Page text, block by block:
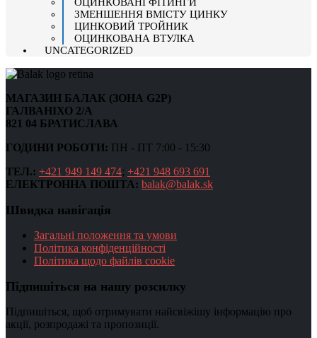
ЗМЕНШЕННЯ ВМІСТУ ЦИНКУ
ЦИНКОВИЙ ТРОЙНИК
ОЦИНКОВАНА ВТУЛКА
UNCATEGORIZED
МАГАЗИН БАЛАК (ЗОНА G2P)
ГАЛВАНІХО 2/А
821 04 БРАТИСЛАВА
ГОДИНИ РОБОТИ: ПН - ПТ 7:00 - 15:30
ТЕЛ.: +421 949 149 474; +421 948 693 691
ЕЛЕКТРОННА ПОШТА: balak@balak.sk
Швидка навігація
Загальні положення та умови
Політика конфіденційності
Політика щодо файлів cookie
Підпишіться на нашу розсилку
Підпишіться, щоб отримувати найсвіжішу інформацію про
акції, розпродажі та пропозиції.